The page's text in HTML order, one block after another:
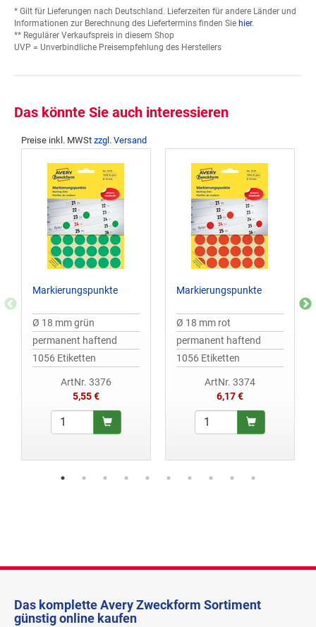
* Gilt für Lieferungen nach Deutschland. Lieferzeiten für andere Länder und
Informationen zur Berechnung des Liefertermins finden Sie hier.
** Regulärer Verkaufspreis in diesem Shop
UVP = Unverbindliche Preisempfehlung des Herstellers
Das könnte Sie auch interessieren
Preise inkl. MWSt zzgl. Versand
Markierungspunkte
Ø 18 mm grün
permanent haftend
1056 Etiketten
ArtNr. 3376
5,55 €
Markierungspunkte
Ø 18 mm rot
permanent haftend
1056 Etiketten
ArtNr. 3374
6,17 €
Das komplette Avery Zweckform Sortiment
günstig online kaufen